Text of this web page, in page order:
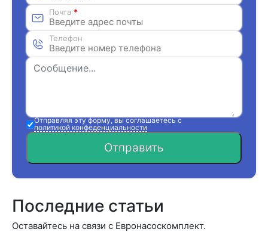
Почта *
Телефон
Отправляя эту форму, вы соглашаетесь с
политикой конфеденциальности
Отправить
Последние статьи
Оставайтесь на связи с Евронасоскомплект.